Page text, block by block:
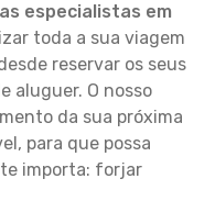
especialistas em
toda a sua viagem
reservar os seus
aluguer. O nosso
da sua próxima
para que possa
importa: forjar